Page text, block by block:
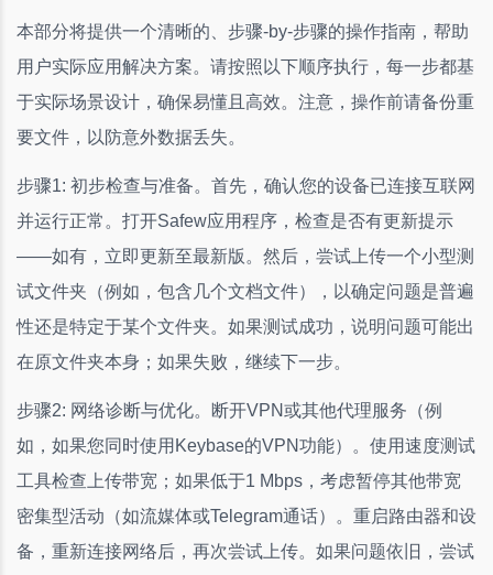
本部分将提供一个清晰的、步骤-by-步骤的操作指南，帮助
用户实际应用解决方案。请按照以下顺序执行，每一步都基
于实际场景设计，确保易懂且高效。注意，操作前请备份重
要文件，以防意外数据丢失。
步骤1: 初步检查与准备。首先，确认您的设备已连接互联网
并运行正常。打开Safew应用程序，检查是否有更新提示
——如有，立即更新至最新版。然后，尝试上传一个小型测
试文件夹（例如，包含几个文档文件），以确定问题是普遍
性还是特定于某个文件夹。如果测试成功，说明问题可能出
在原文件夹本身；如果失败，继续下一步。
步骤2: 网络诊断与优化。断开VPN或其他代理服务（例
如，如果您同时使用Keybase的VPN功能）。使用速度测试
工具检查上传带宽；如果低于1 Mbps，考虑暂停其他带宽
密集型活动（如流媒体或Telegram通话）。重启路由器和设
备，重新连接网络后，再次尝试上传。如果问题依旧，尝试